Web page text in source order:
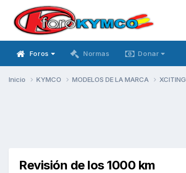
Foros Normas Donar
Inicio KYMCO MODELOS DE LA MARCA XCITING
Revisión de los 1000 km